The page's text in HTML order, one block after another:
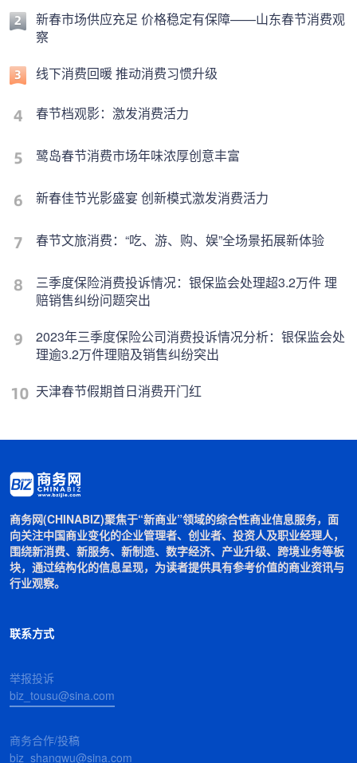
新春市场供应充足 价格稳定有保障——山东春节消费观
察
线下消费回暖 推动消费习惯升级
春节档观影：激发消费活力
鹭岛春节消费市场年味浓厚创意丰富
新春佳节光影盛宴 创新模式激发消费活力
春节文旅消费：“吃、游、购、娱”全场景拓展新体验
三季度保险消费投诉情况：银保监会处理超3.2万件 理
赔销售纠纷问题突出
2023年三季度保险公司消费投诉情况分析：银保监会处
理逾3.2万件理赔及销售纠纷突出
天津春节假期首日消费开门红
商务网(CHINABIZ)聚焦于“新商业”领域的综合性商业信息服务，面
向关注中国商业变化的企业管理者、创业者、投资人及职业经理人，
围绕新消费、新服务、新制造、数字经济、产业升级、跨境业务等板
块，通过结构化的信息呈现，为读者提供具有参考价值的商业资讯与
行业观察。
联系方式
举报投诉
biz_tousu@sina.com
商务合作/投稿
biz_shangwu@sina.com